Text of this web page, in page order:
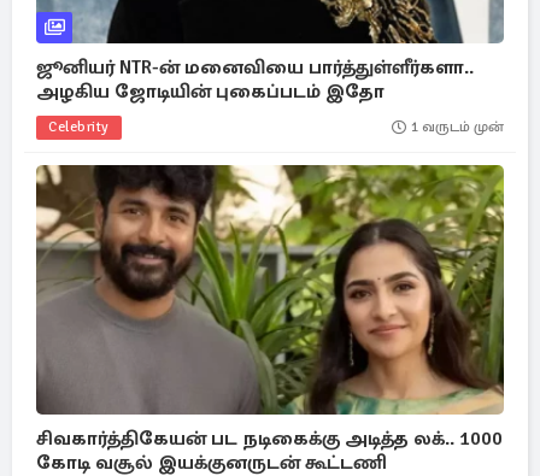
ஜூனியர் NTR-ன் மனைவியை பார்த்துள்ளீர்களா..
அழகிய ஜோடியின் புகைப்படம் இதோ
Celebrity 1 வருடம் முன்
சிவகார்த்திகேயன் பட நடிகைக்கு அடித்த லக்.. 1000
கோடி வசூல் இயக்குனருடன் கூட்டணி